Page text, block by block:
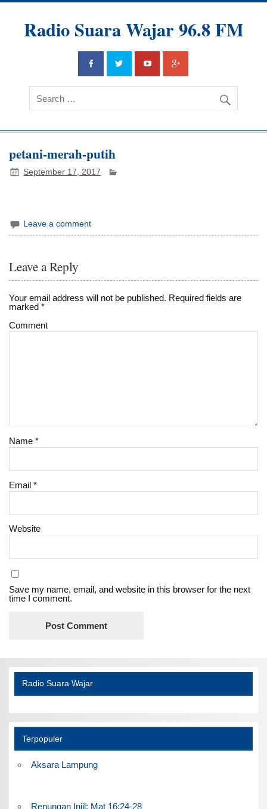
Radio Suara Wajar 96.8 FM
petani-merah-putih
September 17, 2017
Leave a comment
Leave a Reply
Your email address will not be published. Required fields are
marked*
Comment
Name*
Email*
Website
Save my name, email, and website in this browser for the next
time I comment.
Radio Suara Wajar
Terpopuler
Aksara Lampung
Renungan Injil: Mat 16:24-28